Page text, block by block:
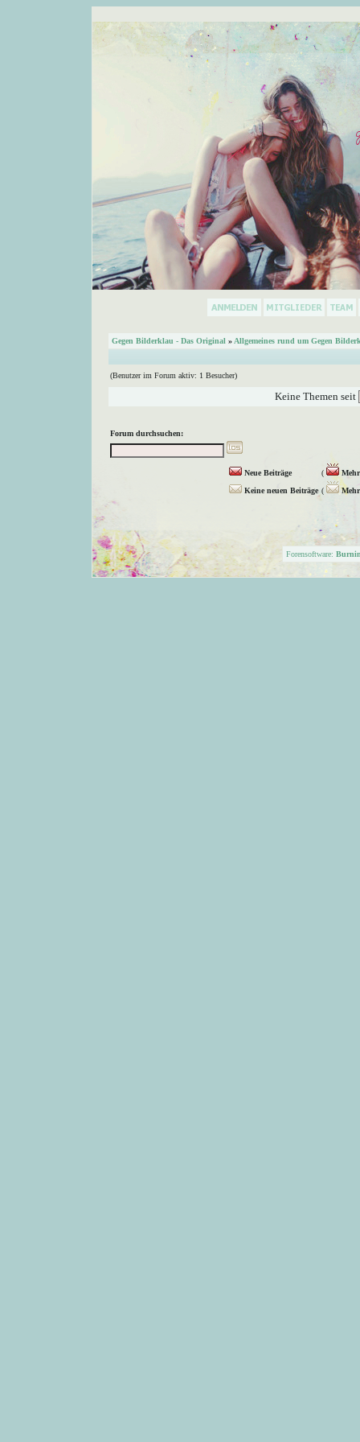
Gegen Bilderklau - Das Original » Allgemeines rund um Gegen
(Benutzer im Forum aktiv: 1 Besucher)
Keine Themen seit
Forum durchsuchen:
Neue Beiträge (
Keine neuen Beiträge (
Forensoftware: